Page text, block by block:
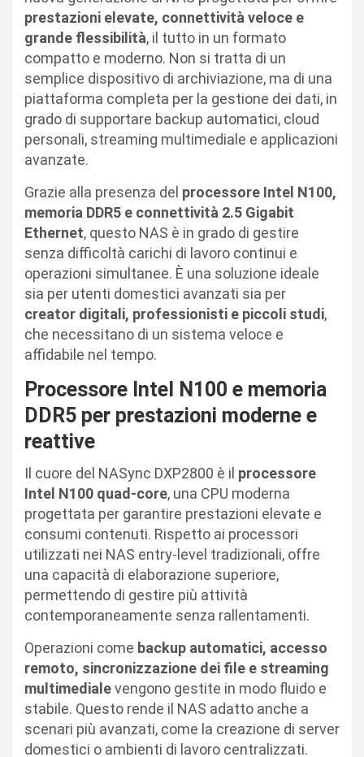
prestazioni elevate, connettività veloce e
grande flessibilità, il tutto in un formato
compatto e moderno. Non si tratta di un
semplice dispositivo di archiviazione, ma di una
piattaforma completa per la gestione dei dati, in
grado di supportare backup automatici, cloud
personali, streaming multimediale e applicazioni
avanzate.
Grazie alla presenza del processore Intel N100,
memoria DDR5 e connettività 2.5 Gigabit
Ethernet, questo NAS è in grado di gestire
senza difficoltà carichi di lavoro continui e
operazioni simultanee. È una soluzione ideale
sia per utenti domestici avanzati sia per
creator digitali, professionisti e piccoli studi,
che necessitano di un sistema veloce e
affidabile nel tempo.
Processore Intel N100 e memoria
DDR5 per prestazioni moderne e
reattive
Il cuore del NASync DXP2800 è il processore
Intel N100 quad-core, una CPU moderna
progettata per garantire prestazioni elevate e
consumi contenuti. Rispetto ai processori
utilizzati nei NAS entry-level tradizionali, offre
una capacità di elaborazione superiore,
permettendo di gestire più attività
contemporaneamente senza rallentamenti.
Operazioni come backup automatici, accesso
remoto, sincronizzazione dei file e streaming
multimedialevengono gestite in modo fluido e
stabile. Questo rende il NAS adatto anche a
scenari più avanzati, come la creazione di server
domestici o ambienti di lavoro centralizzati.